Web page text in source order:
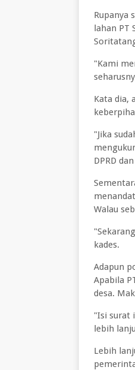
Rupanya
lahan PT
"Kami
Kata dia,
"Jika
DPRD
Walau
kades.
Adapun
Apabila
desa.
"Isi surat
lebih
Lebih